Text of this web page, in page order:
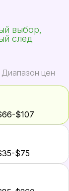
выбор,
след
Диапазон цен
$107
$75